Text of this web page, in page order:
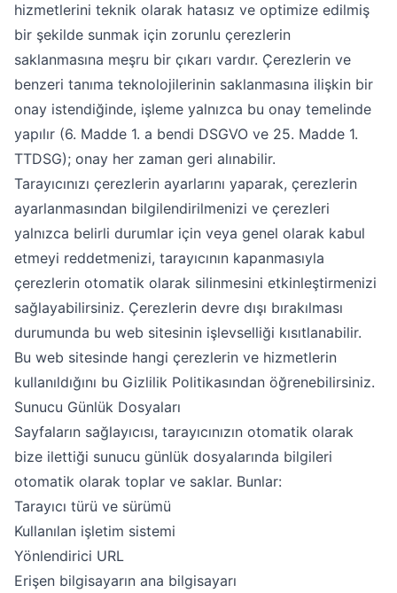
hizmetlerini teknik olarak hatasız ve optimize edilmiş
bir şekilde sunmak için zorunlu çerezlerin
saklanmasına meşru bir çıkarı vardır. Çerezlerin ve
benzeri tanıma teknolojilerinin saklanmasına ilişkin bir
onay istendiğinde, işleme yalnızca bu onay temelinde
yapılır (6. Madde 1. a bendi DSGVO ve 25. Madde 1.
TTDSG); onay her zaman geri alınabilir.
Tarayıcınızı çerezlerin ayarlarını yaparak, çerezlerin
ayarlanmasından bilgilendirilmenizi ve çerezleri
yalnızca belirli durumlar için veya genel olarak kabul
etmeyi reddetmenizi, tarayıcının kapanmasıyla
çerezlerin otomatik olarak silinmesini etkinleştirmenizi
sağlayabilirsiniz. Çerezlerin devre dışı bırakılması
durumunda bu web sitesinin işlevselliği kısıtlanabilir.
Bu web sitesinde hangi çerezlerin ve hizmetlerin
kullanıldığını bu Gizlilik Politikasından öğrenebilirsiniz.
Sunucu Günlük Dosyaları
Sayfaların sağlayıcısı, tarayıcınızın otomatik olarak
bize ilettiği sunucu günlük dosyalarında bilgileri
otomatik olarak toplar ve saklar. Bunlar:
Tarayıcı türü ve sürümü
Kullanılan işletim sistemi
Yönlendirici URL
Erişen bilgisayarın ana bilgisayarı